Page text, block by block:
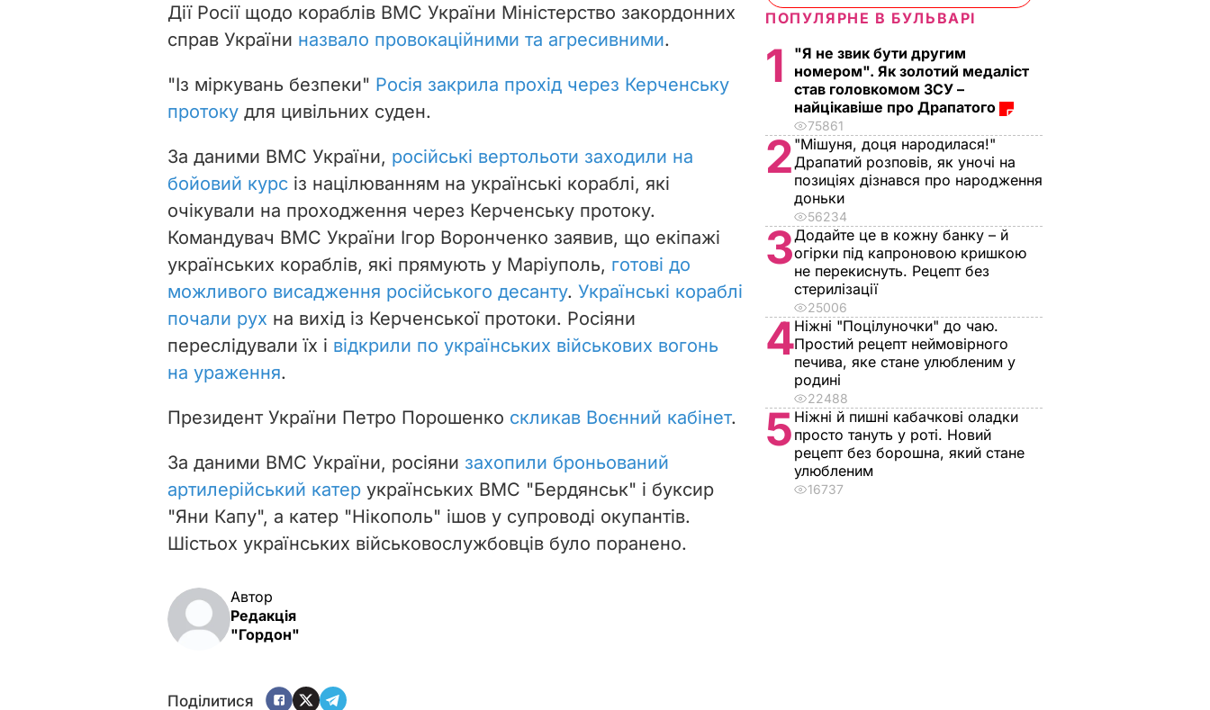
Дії Росії щодо кораблів ВМС України Міністерство закордонних
справ України назвало провокаційними та агресивними.
"Із міркувань безпеки" Росія закрила прохід через Керченську
протоку для цивільних суден.
За даними ВМС України, російські вертольоти заходили на
бойовий курс із націлюванням на українські кораблі, які
очікували на проходження через Керченську протоку.
Командувач ВМС України Ігор Воронченко заявив, що екіпажі
українських кораблів, які прямують у Маріуполь, готові до
можливого висадження російського десанту. Українські кораблі
почали рух на вихід із Керченської протоки. Росіяни
переслідували їх і відкрили по українських військових вогонь
на ураження.
Президент України Петро Порошенко скликав Воєнний кабінет.
За даними ВМС України, росіяни захопили броньований
артилерійський катер українських ВМС "Бердянськ" і буксир
"Яни Капу", а катер "Нікополь" ішов у супроводі окупантів.
Шістьох українських військовослужбовців було поранено.
Автор
Редакція
"Гордон"
Поділитися
ПОПУЛЯРНЕ В БУЛЬВАРІ
1
"Я не звик бути другим
номером". Як золотий медаліст
став головкомом ЗСУ –
найцікавіше про Драпатого
75861
2 "Мішуня, доця народилася!"
Драпатий розповів, як уночі на
позиціях дізнався про народження
доньки
56234
3Додайте це в кожну банку – й
огірки під капроновою кришкою
не перекиснуть. Рецепт без
стерилізації
25006
4Ніжні "Поцілуночки" до чаю.
Простий рецепт неймовірного
печива, яке стане улюбленим у
родині
22488
5 Ніжні й пишні кабачкові оладки
просто тануть у роті. Новий
рецепт без борошна, який стане
улюбленим
16737